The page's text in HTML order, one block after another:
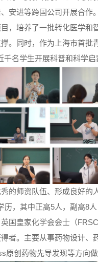
安进等跨国公司开展合作
，培养了一批转化医学和
。同时，作为上海市首批
名学生开展科普和科学启
的师资队伍、形成良好的
历，其中正高5人，副高8
国皇家化学会会士（
者。主要从事药物设计、
原创药物先导发现等方向